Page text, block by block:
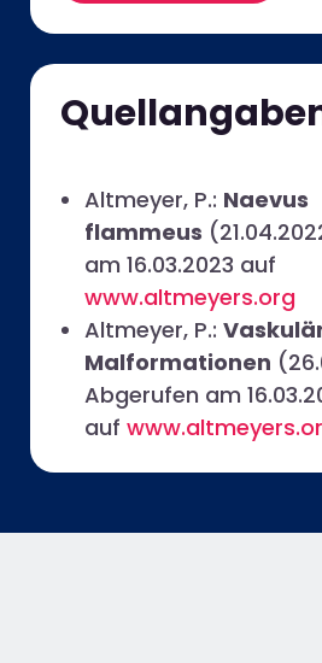
Altmeyer, P.: Naevus
flammeus
am 16.03.2023 auf
www.altmeyers.org
Altmeyer, P.:
Malformationen
Abgerufen am
auf